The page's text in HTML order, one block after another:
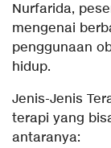
Nurfarida,
mengenai
penggunaan
hidup.
Jenis-Jenis
terapi yang
antaranya: